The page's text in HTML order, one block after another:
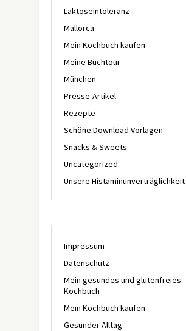
Laktoseintoleranz
Mallorca
Mein Kochbuch kaufen
Meine Buchtour
München
Presse-Artikel
Rezepte
Schöne Download Vorlagen
Snacks & Sweets
Uncategorized
Unsere Histaminunverträglichkeit
Impressum
Datenschutz
Mein gesundes und glutenfreies
Kochbuch
Mein Kochbuch kaufen
Gesunder Alltag